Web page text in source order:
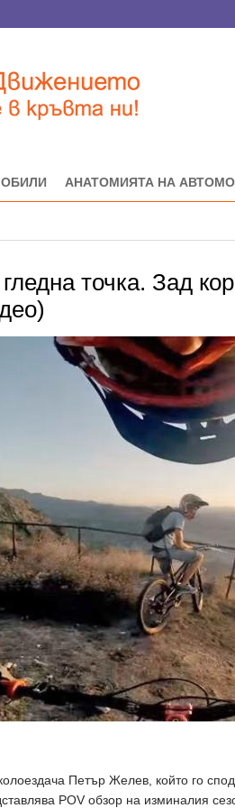
АНАТОМИЯТА НА
точка. Зад
Петър Желев, който го
POV обзор на изминалия